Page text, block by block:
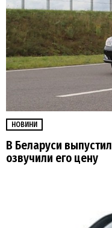
НОВИНИ
В Беларуси
озвучили его цену